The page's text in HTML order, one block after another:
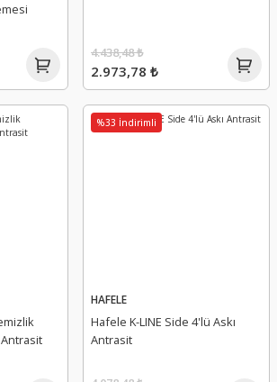
2.973,78 ₺
4.438,48 ₺
%33 İndirimli
HAFELE
Hafele K-LINE Side 4'lü Askı
Antrasit